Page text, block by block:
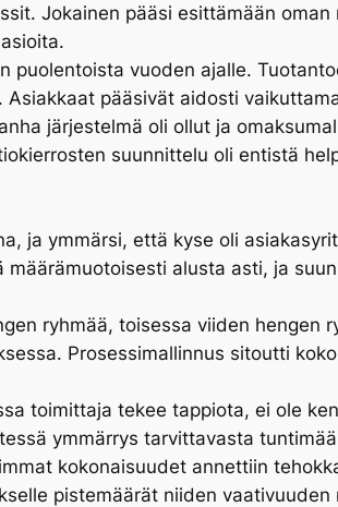
Jokainen pääsi esittämään
puolentoista vuoden ajalle.
pääsivät aidosti
järjestelmä oli ollut ja
suunnittelu oli entistä
ja ymmärsi, että kyse oli
alusta asti, ja
ryhmää, toisessa viiden hengen
Prosessimallinnus sitoutti
toimittaja tekee tappiota, ei ole
ymmärrys tarvittavasta
kokonaisuudet annettiin
pistemäärät niiden